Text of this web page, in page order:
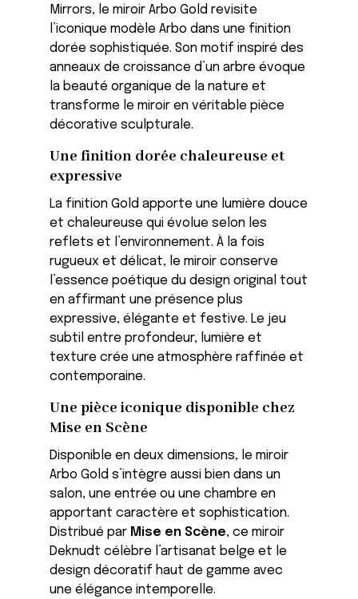
Mirrors, le miroir Arbo Gold revisite
l’iconique modèle Arbo dans une finition
dorée sophistiquée. Son motif inspiré des
anneaux de croissance d’un arbre évoque
la beauté organique de la nature et
transforme le miroir en véritable pièce
décorative sculpturale.
Une finition dorée chaleureuse et
expressive
La finition Gold apporte une lumière douce
et chaleureuse qui évolue selon les
reflets et l’environnement. À la fois
rugueux et délicat, le miroir conserve
l’essence poétique du design original tout
en affirmant une présence plus
expressive, élégante et festive. Le jeu
subtil entre profondeur, lumière et
texture crée une atmosphère raffinée et
contemporaine.
Une pièce iconique disponible chez
Mise en Scène
Disponible en deux dimensions, le miroir
Arbo Gold s’intègre aussi bien dans un
salon, une entrée ou une chambre en
apportant caractère et sophistication.
Distribué par Mise en Scène, ce miroir
Deknudt célèbre l’artisanat belge et le
design décoratif haut de gamme avec
une élégance intemporelle.